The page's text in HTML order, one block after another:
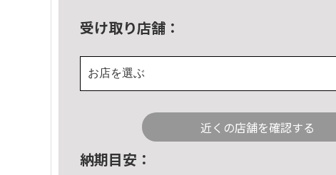
受け取り店舗：
お店を選ぶ
近くの店舗を確認する
納期目安：